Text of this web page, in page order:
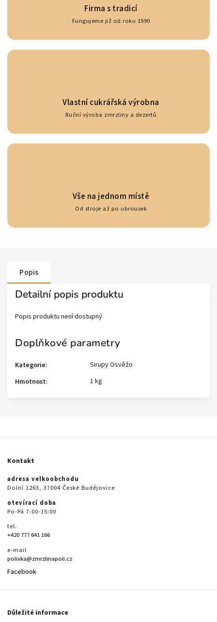
Firma s tradicí
Fungujeme již od roku 1990
Vlastní cukrářská výrobna
Ruční výroba zmrzliny a dezertů
Vše na jednom místě
Od stroje až po ubrousek
Popis
Detailní popis produktu
Popis produktu není dostupný
Doplňkové parametry
Kategorie:
Sirupy Osvěžo
Hmotnost: 1 kg
Kontakt
adresa velkoobchodu
Dolní 1263, 37004 České Budějovice
otevírací doba
Po-Pá 7:00-15:00
tel.
+420 777 641 166
e-mail
polivka@zmrzlinapoli.cz
Facebook
Důležité informace